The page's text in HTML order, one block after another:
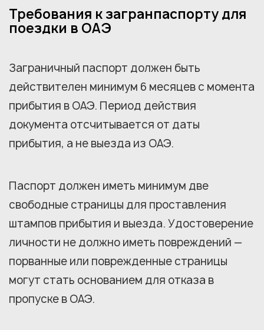
Требования к загранпаспорту для
поездки в ОАЭ
Заграничный паспорт должен быть
действителен минимум 6 месяцев с момента
прибытия в ОАЭ. Период действия
документа отсчитывается от даты
прибытия, а не выезда из ОАЭ.
Паспорт должен иметь минимум две
свободные страницы для проставления
штампов прибытия и выезда. Удостоверение
личности не должно иметь повреждений —
порванные или поврежденные страницы
могут стать основанием для отказа в
пропуске в ОАЭ.